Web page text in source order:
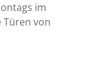
im
Türen von